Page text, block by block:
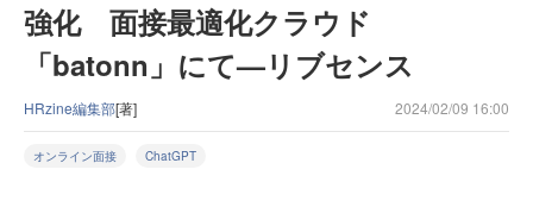
強化 面接最適化クラウド
「batonn」にて—リブセンス
HRzine編集部[著] 2024/02/09 16:00
オンライン面接 ChatGPT